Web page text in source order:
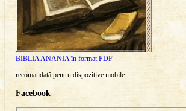
BIBLIA ANANIA în format PDF
recomandată pentru dispozitive mobile
Facebook